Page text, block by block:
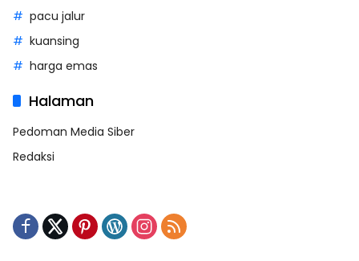
pacu jalur
kuansing
harga emas
Halaman
Pedoman Media Siber
Redaksi